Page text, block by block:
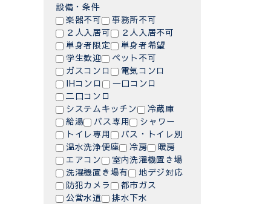
設備・条件
楽器不可
事務所不可
２人入居可
２人入居不可
単身者限定
単身者希望
学生歓迎
ペット不可
ガスコンロ
電気コンロ
IHコンロ
一口コンロ
二口コンロ
システムキッチン
冷蔵庫
給湯
バス専用
シャワー
トイレ専用
バス・トイレ別
温水洗浄便座
冷房
暖房
エアコン
室内洗濯機置き場
洗濯機置き場有
地デジ対応
防犯カメラ
都市ガス
公営水道
排水下水